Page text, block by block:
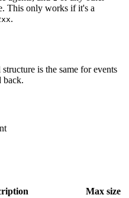
This only works if it's a
.
is the same for events
back.
Max size